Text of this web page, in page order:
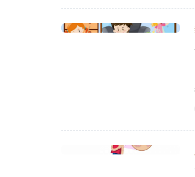
不太會融合成大片 不會起水泡 不太癢、不太痛 按壓後顏色可能暫時變淡 有些家長會發現
寶寶肚子、胸口突然出現大片不癢
能是玫瑰疹常見表現之一。 哪些紅
疹，也都可能出現類似紅疹症狀，
傳染嗎？ 玫瑰疹屬於病毒感染，因
已經退燒、開始出疹了，怎麼醫師反而說快好了？」 這是因
想像的不太一樣。 玫瑰疹主要透過
（HHV-6）或第7型（HHV-7）引起，通